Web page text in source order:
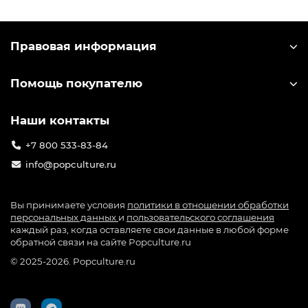
мире, включая Россию и привлёк миллионы
мерч можно по специальной голографической
наклейке на упаковке.
Правовая информация
Помощь покупателю
Наши контакты
+7 800 533-83-84
info@popculture.ru
Вы принимаете условия политики в отношении обработки
персональных данных и пользовательского соглашения
каждый раз, когда оставляете свои данные в любой форме
обратной связи на сайте Popculture.ru
© 2025-2026. Popculture.ru